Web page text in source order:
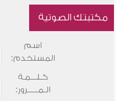
مكتبتك الصوتية
اسم
المستخدم:
كـلـــمـة
الـمـــــرور: